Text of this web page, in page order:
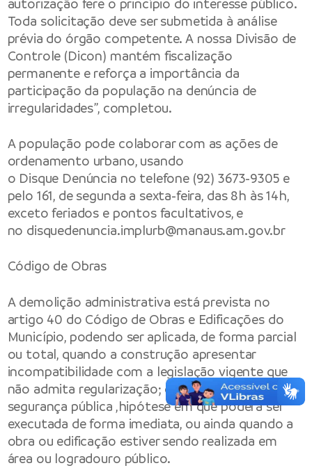
autorização fere o princípio do interesse público.
Toda solicitação deve ser submetida à análise
prévia do órgão competente. A nossa Divisão de
Controle (Dicon) mantém fiscalização
permanente e reforça a importância da
participação da população na denúncia de
irregularidades”, completou.
A população pode colaborar com as ações de
ordenamento urbano, usando
o Disque Denúncia no telefone (92) 3673-9305 e
pelo 161, de segunda a sexta-feira, das 8h às 14h,
exceto feriados e pontos facultativos, e
no disquedenuncia.implurb@manaus.am.gov.br
Código de Obras
A demolição administrativa está prevista no
artigo 40 do Código de Obras e Edificações do
Município, podendo ser aplicada, de forma parcial
ou total, quando a construção apresentar
incompatibilidade com a legislação vigente que
não admita regularização; oferecer risco à
segurança pública ,hipótese em que poderá ser
executada de forma imediata, ou ainda quando a
obra ou edificação estiver sendo realizada em
área ou logradouro público.